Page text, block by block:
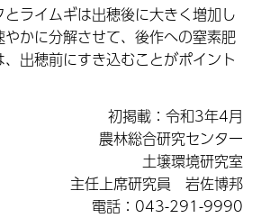
ライムギは出穂後に大きく増加し
かに分解させて、後作への窒素肥
出穂前にすき込むことがポイント
初掲載：令和3年4月
農林総合研究センター
土壌環境研究室
主任上席研究員 岩佐博邦
電話：043-291-9990